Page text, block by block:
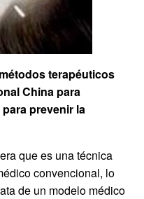
terapéuticos
China para
prevenir la
que es una técnica
convencional, lo
de un modelo médico